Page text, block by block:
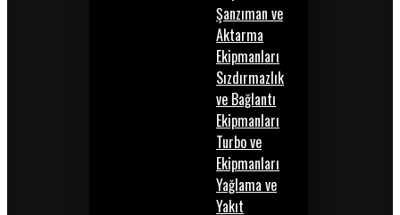
Şanzıman ve
Aktarma
Ekipmanları
Sızdırmazlık
ve Bağlantı
Ekipmanları
Turbo ve
Ekipmanları
Yağlama ve
Yakıt